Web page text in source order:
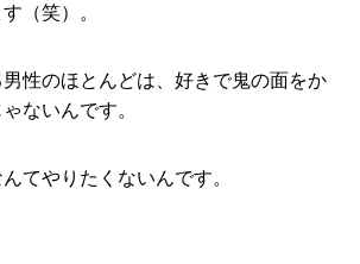
（笑）。
性のほとんどは、好きで鬼の面をか
ないんです。
てやりたくないんです。